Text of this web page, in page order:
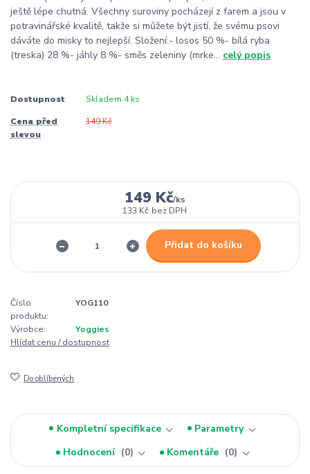
ještě lépe chutná. Všechny suroviny pocházejí z farem a jsou v
potravinářské kvalitě, takže si můžete být jistí, že svému psovi
dáváte do misky to nejlepší. Složení:- losos 50 %- bílá ryba
(treska) 28 %- jáhly 8 %- směs zeleniny (mrke... celý popis
Dostupnost Skladem 4 ks
Cena před
slevou
149 Kč
149 Kč/ks
133 Kč bez DPH
Přidat do košíku
Číslo
produktu:
YOG110
Výrobce:
Yoggies
Hlídat cenu / dostupnost
Do oblíbených
Kompletní specifikace
Parametry
Hodnocení
0 Komentáře 0